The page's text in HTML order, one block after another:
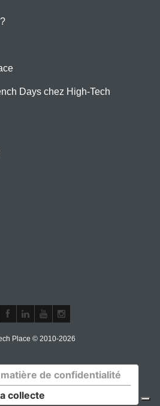
Days chez High-Tech
Place © 2010-2026
collecte
de confidentialité